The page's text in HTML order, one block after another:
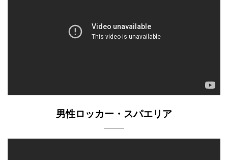
男性ロッカー・スパエリア